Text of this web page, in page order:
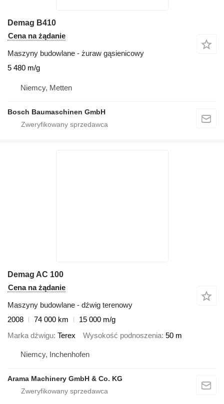
Demag B410
Cena na żądanie
Maszyny budowlane - żuraw gąsienicowy
5 480 m/g
Niemcy, Metten
Bosch Baumaschinen GmbH
Demag AC 100
Cena na żądanie
Maszyny budowlane - dźwig terenowy
2008
74 000 km
15 000 m/g
Marka dźwigu Terex Wysokość podnoszenia 50 m
Niemcy, Inchenhofen
Arama Machinery GmbH & Co. KG